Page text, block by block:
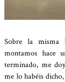
Sobre la misma
montamos hace
terminado, me
me lo habéis